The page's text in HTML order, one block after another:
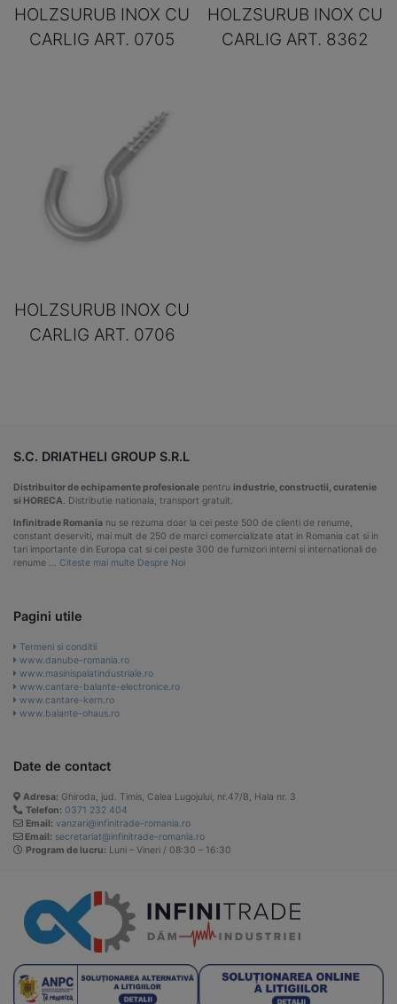
HOLZSURUB INOX CU
CARLIG ART. 0705
HOLZSURUB INOX CU
CARLIG ART. 8362
HOLZSURUB INOX CU
CARLIG ART. 0706
S.C. DRIATHELI GROUP S.R.L
Distribuitor de echipamente profesionale pentru industrie, constructii, curatenie
si HORECA. Distributie nationala, transport gratuit.
Infinitrade Romania nu se rezuma doar la cei peste 500 de clienti de renume,
constant deserviti, mai mult de 250 de marci comercializate atat in Romania cat si in
tari importante din Europa cat si cei peste 300 de furnizori interni si internationali de
renume … Citeste mai multe Despre Noi
Pagini utile
Termeni si conditii
www.danube-romania.ro
www.masinispalatindustriale.ro
www.cantare-balante-electronice.ro
www.cantare-kern.ro
www.balante-ohaus.ro
Date de contact
Adresa: Ghiroda, jud. Timis, Calea Lugojului, nr.47/B, Hala nr. 3
Telefon: 0371 232 404
Email: vanzari@infinitrade-romania.ro
Email: secretariat@infinitrade-romania.ro
Program de lucru: Luni – Vineri / 08:30 – 16:30